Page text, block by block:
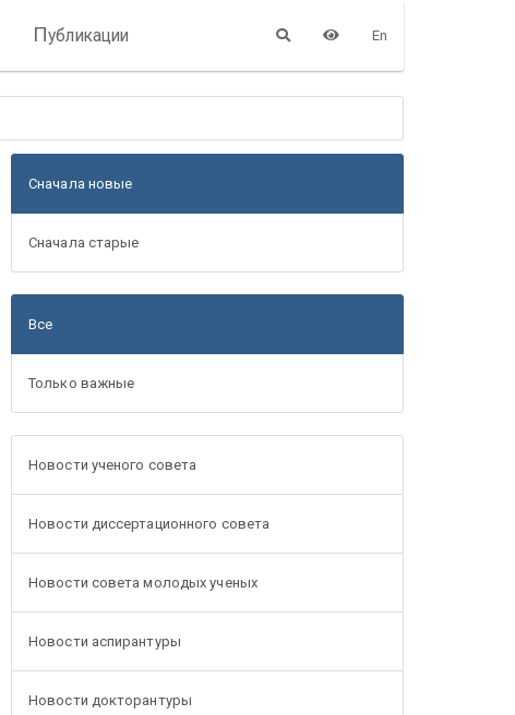
Публикации En
Сначала новые
Сначала старые
Все
Только важные
Новости ученого совета
Новости диссертационного совета
Новости совета молодых ученых
Новости аспирантуры
Новости докторантуры